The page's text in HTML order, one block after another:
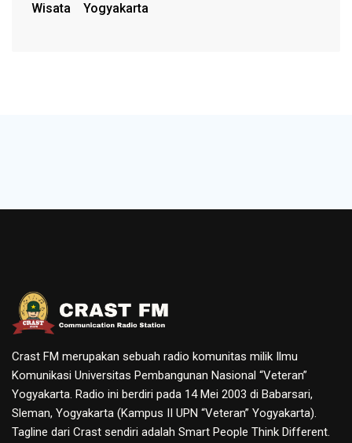
Wisata
Yogyakarta
Crast FM merupakan sebuah radio komunitas milik Ilmu
Komunikasi Universitas Pembangunan Nasional “Veteran”
Yogyakarta. Radio ini berdiri pada 14 Mei 2003 di Babarsari,
Sleman, Yogyakarta (Kampus II UPN “Veteran” Yogyakarta).
Tagline dari Crast sendiri adalah Smart People Think Different.